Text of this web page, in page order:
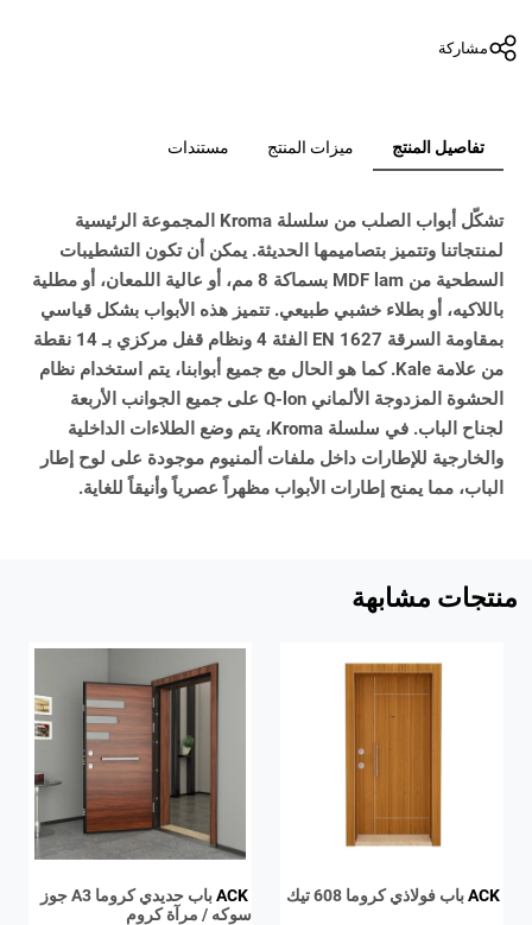
مشاركة
تفاصيل المنتج ميزات المنتج مستندات
تشكّل أبواب الصلب من سلسلة Kroma المجموعة الرئيسية
لمنتجاتنا وتتميز بتصاميمها الحديثة. يمكن أن تكون التشطيبات
السطحية من MDF lam بسماكة 8 مم، أو عالية اللمعان، أو مطلية
باللاكيه، أو بطلاء خشبي طبيعي. تتميز هذه الأبواب بشكل قياسي
بمقاومة السرقة EN 1627 الفئة 4 ونظام قفل مركزي بـ 14 نقطة
من علامة Kale. كما هو الحال مع جميع أبوابنا، يتم استخدام نظام
الحشوة المزدوجة الألماني Q-lon على جميع الجوانب الأربعة
لجناح الباب. في سلسلة Kroma، يتم وضع الطلاءات الداخلية
والخارجية للإطارات داخل ملفات ألمنيوم موجودة على لوح إطار
الباب، مما يمنح إطارات الأبواب مظهراً عصرياً وأنيقاً للغاية.
منتجات مشابهة
ACK
ACK
باب حديدي كروما A3 جوز
سوكه / مرآة كروم